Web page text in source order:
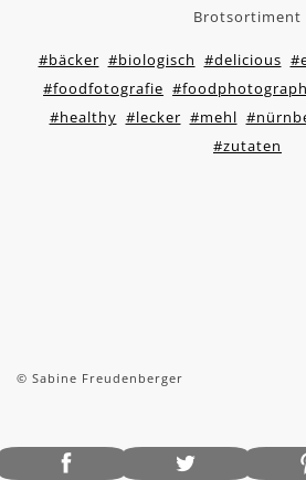
Brotsortiment
#bäcker #biologisch #delicious
#foodfotografie
#healthy #lecker #mehl
#zutaten
© Sabine Freudenberger